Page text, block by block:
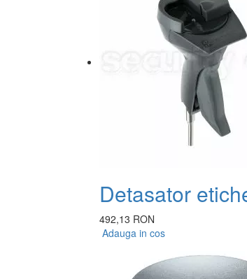
Detasator
492,13 RON
Adauga in cos